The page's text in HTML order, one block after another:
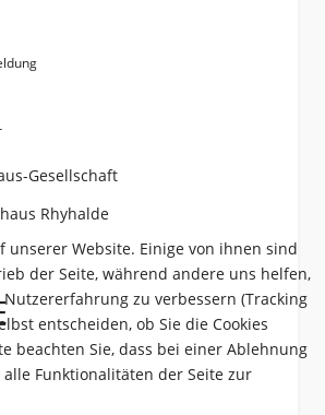
Gesellschaft
Rhyhalde
unserer Website. Einige von ihnen sind
der Seite, während andere uns helfen,
zu verbessern (Tracking
entscheiden, ob Sie die Cookies
beachten Sie, dass bei einer Ablehnung
Funktionalitäten der Seite zur